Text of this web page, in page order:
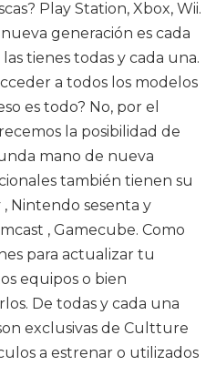
Play Station, Xbox, Wii.
generación es cada
tienes todas y cada una.
a todos los modelos
es todo? No, por el
la posibilidad de
mano de nueva
también tienen su
Nintendo sesenta y
, Gamecube. Como
para actualizar tu
equipos o bien
De todas y cada una
exclusivas de Cultture
a estrenar o utilizados